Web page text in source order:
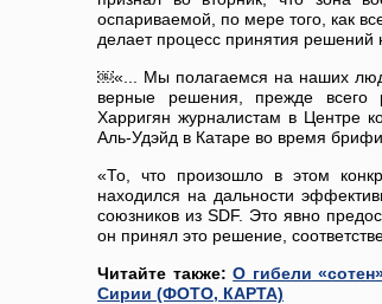
оспариваемой, по мере того, как
делает процесс принятия решений
￼«... Мы полагаемся на наших
верные решения, прежде всего
Харригян журналистам в Центре
Аль-Удэйд в Катаре во время
«То, что произошло в этом
находился на дальности
союзников из SDF. Это явно
он принял это решение,
Читайте также:О гибели
Сирии (ФОТО, КАРТА)